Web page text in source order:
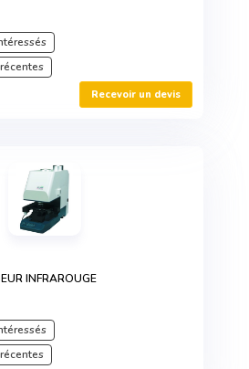
Recevoir un devis
INFRAROUGE